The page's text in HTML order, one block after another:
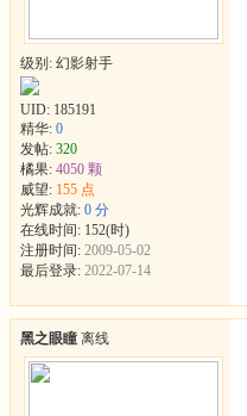
级别: 幻影射手
UID: 185191
精华: 0
发帖: 320
橘果: 4050 颗
威望: 155 点
光辉成就: 0 分
在线时间: 152(时)
注册时间: 2009-05-02
最后登录: 2022-07-14
黑之眼瞳 离线